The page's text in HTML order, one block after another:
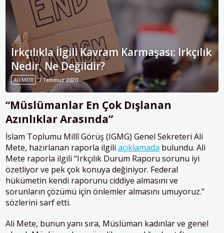
Irkçılıkla İlgili Kavram Karmaşası: Irkçılık
Nedir, Ne Değildir?
ALI METE 7 Temmuz 2020
“Müslümanlar En Çok Dışlanan
Azınlıklar Arasında”
İslam Toplumu Millî Görüş (IGMG) Genel Sekreteri Ali
Mete, hazırlanan raporla ilgili açıklamada bulundu. Ali
Mete raporla ilgili “Irkçılık Durum Raporu sorunu iyi
özetliyor ve pek çok konuya değiniyor. Federal
hükümetin kendi raporunu ciddiye almasını ve
sorunların çözümü için önlemler almasını umuyoruz.”
sözlerini sarf etti.
Ali Mete, bunun yanı sıra, Müslüman kadınlar ve genel